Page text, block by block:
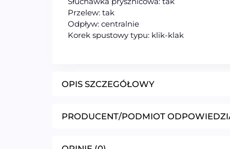
Przelew: tak
Odpływ: centralnie
Korek spustowy typu: klik-klak
OPIS SZCZEGÓŁOWY
PRODUCENT/PODMIOT